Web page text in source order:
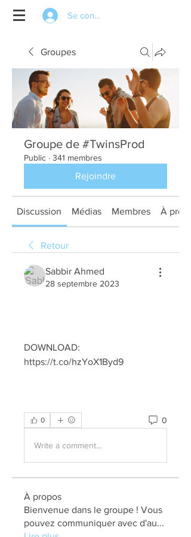
Se connecter
Groupes
Groupe de #TwinsProd
Public · 341 membres
Rejoindre
Discussion Médias Membres À
Retour
Sabbir Ahmed
28 septembre 2023
DOWNLOAD:
https://t.co/hzYoX1Byd9
0 0
Write a comment...
À propos
Bienvenue dans le groupe ! Vous
pouvez communiquer avec d'au...